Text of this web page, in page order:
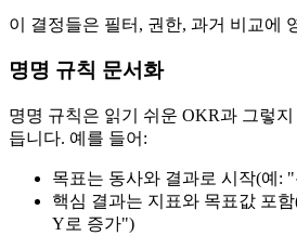
이 결정들은 필터, 권한, 과거 비교에
명명 규칙 문서화
명명 규칙은 읽기 쉬운 OKR과 그렇
듭니다. 예를 들어:
목표는 동사와 결과로 시작(예:
핵심 결과는 지표와 목표값 포
Y로 증가")